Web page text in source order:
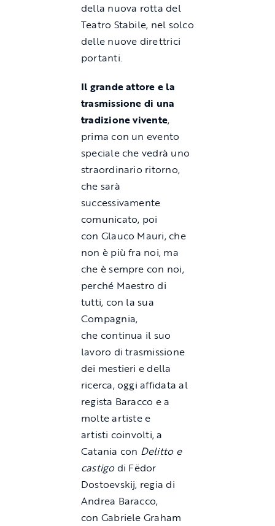
della nuova rotta del
Teatro Stabile, nel solco
delle nuove direttrici
portanti.
Il grande attore e la
trasmissione di una
tradizione vivente,
prima con un evento
speciale che vedrà uno
straordinario ritorno,
che sarà
successivamente
comunicato, poi
con Glauco Mauri, che
non è più fra noi, ma
che è sempre con noi,
perché Maestro di
tutti, con la sua
Compagnia,
che continua il suo
lavoro di trasmissione
dei mestieri e della
ricerca, oggi affidata al
regista Baracco e a
molte artiste e
artisti coinvolti, a
Catania con Delitto e
castigodi Fëdor
Dostoevskij, regia di
Andrea Baracco,
con Gabriele Graham